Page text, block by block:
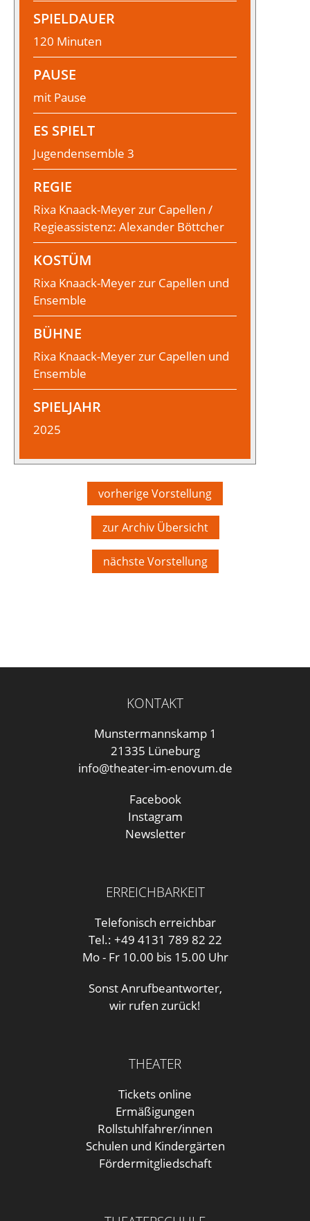
SPIELDAUER
120 Minuten
PAUSE
mit Pause
ES SPIELT
Jugendensemble 3
REGIE
Rixa Knaack-Meyer zur Capellen /
Regieassistenz: Alexander Böttcher
KOSTÜM
Rixa Knaack-Meyer zur Capellen und
Ensemble
BÜHNE
Rixa Knaack-Meyer zur Capellen und
Ensemble
SPIELJAHR
2025
vorherige Vorstellung
zur Archiv Übersicht
nächste Vorstellung
KONTAKT
Munstermannskamp 1
21335 Lüneburg
info@theater-im-enovum.de
Facebook
Instagram
Newsletter
ERREICHBARKEIT
Telefonisch erreichbar
Tel.: +49 4131 789 82 22
Mo - Fr 10.00 bis 15.00 Uhr
Sonst Anrufbeantworter,
wir rufen zurück!
THEATER
Tickets online
Ermäßigungen
Rollstuhlfahrer/innen
Schulen und Kindergärten
Fördermitgliedschaft